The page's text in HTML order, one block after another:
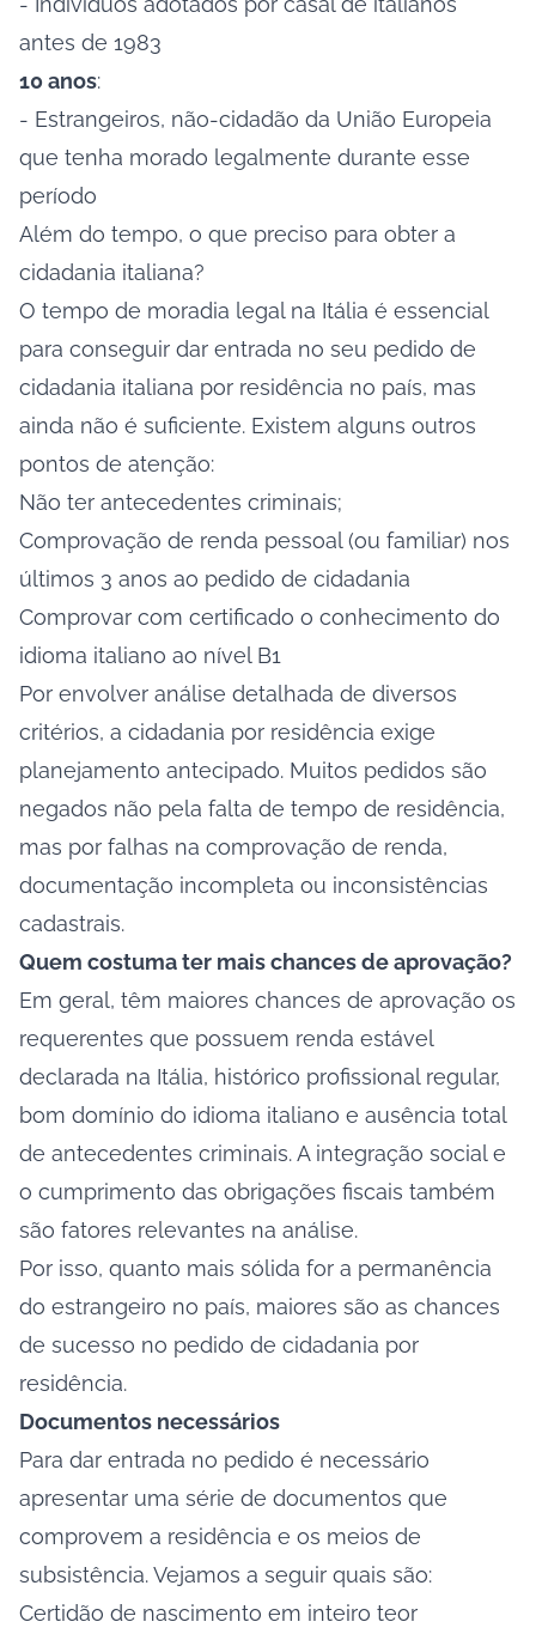
antes de 1983
10 anos:
- Estrangeiros, não-cidadão da União Europeia
que tenha morado legalmente durante esse
período
Além do tempo, o que preciso para obter a
cidadania italiana?
O tempo de moradia legal na Itália é essencial
para conseguir dar entrada no seu pedido de
cidadania italiana por residência no país, mas
ainda não é suficiente. Existem alguns outros
pontos de atenção:
Não ter antecedentes criminais;
Comprovação de renda pessoal (ou familiar) nos
últimos 3 anos ao pedido de cidadania
Comprovar com certificado o conhecimento do
idioma italiano ao nível B1
Por envolver análise detalhada de diversos
critérios, a cidadania por residência exige
planejamento antecipado. Muitos pedidos são
negados não pela falta de tempo de residência,
mas por falhas na comprovação de renda,
documentação incompleta ou inconsistências
cadastrais.
Quem costuma ter mais chances de aprovação?
Em geral, têm maiores chances de aprovação os
requerentes que possuem renda estável
declarada na Itália, histórico profissional regular,
bom domínio do idioma italiano e ausência total
de antecedentes criminais. A integração social e
o cumprimento das obrigações fiscais também
são fatores relevantes na análise.
Por isso, quanto mais sólida for a permanência
do estrangeiro no país, maiores são as chances
de sucesso no pedido de cidadania por
residência.
Documentos necessários
Para dar entrada no pedido é necessário
apresentar uma série de documentos que
comprovem a residência e os meios de
subsistência. Vejamos a seguir quais são:
Certidão de nascimento em inteiro teor